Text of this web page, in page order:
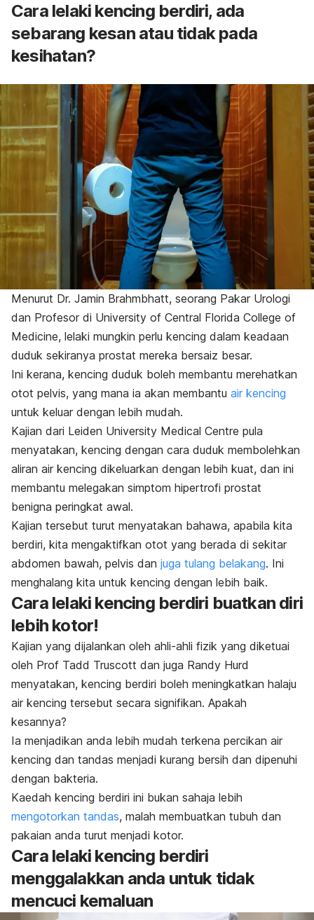
Cara lelaki kencing berdiri, ada
sebarang kesan atau tidak pada
kesihatan?
Menurut Dr. Jamin Brahmbhatt, seorang Pakar Urologi
dan Profesor di University of Central Florida College of
Medicine, lelaki mungkin perlu kencing dalam keadaan
duduk sekiranya prostat mereka bersaiz besar.
Ini kerana, kencing duduk boleh membantu merehatkan
otot pelvis, yang mana ia akan membantu air kencing
untuk keluar dengan lebih mudah.
Kajian dari Leiden University Medical Centre pula
menyatakan, kencing dengan cara duduk membolehkan
aliran air kencing dikeluarkan dengan lebih kuat, dan ini
membantu melegakan simptom hipertrofi prostat
benigna peringkat awal.
Kajian tersebut turut menyatakan bahawa, apabila kita
berdiri, kita mengaktifkan otot yang berada di sekitar
abdomen bawah, pelvis dan juga tulang belakang. Ini
menghalang kita untuk kencing dengan lebih baik.
Cara lelaki kencing berdiri buatkan diri
lebih kotor!
Kajian yang dijalankan oleh ahli-ahli fizik yang diketuai
oleh Prof Tadd Truscott dan juga Randy Hurd
menyatakan, kencing berdiri boleh meningkatkan halaju
air kencing tersebut secara signifikan. Apakah
kesannya?
Ia menjadikan anda lebih mudah terkena percikan air
kencing dan tandas menjadi kurang bersih dan dipenuhi
dengan bakteria.
Kaedah kencing berdiri ini bukan sahaja lebih
mengotorkan tandas, malah membuatkan tubuh dan
pakaian anda turut menjadi kotor.
Cara lelaki kencing berdiri
menggalakkan anda untuk tidak
mencuci kemaluan